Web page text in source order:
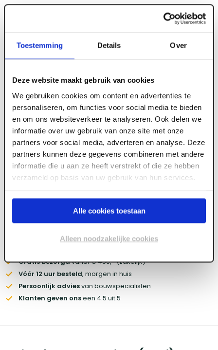
Toestemming Details Over
Deze website maakt gebruik van cookies
We gebruiken cookies om content en advertenties te
personaliseren, om functies voor social media te bieden
en om ons websiteverkeer te analyseren. Ook delen we
informatie over uw gebruik van onze site met onze
partners voor social media, adverteren en analyse. Deze
partners kunnen deze gegevens combineren met andere
informatie die u aan ze heeft verstrekt of die ze hebben
verzameld op basis van uw gebruik van hun services.
Alle cookies toestaan
Alleen noodzakelijke cookies
Heidelberg materials (Enci) metselcement 25
Meld je aan of maak een account aan om toegang
te krijgen tot de prijzen.
Log in voor prijzen
Wil je de scherpste prijs? Meld je aan voor eenzakelijke
account
Voorraad:130 +
Gratis bezorgdvanaf € 450,- (zakelijk)
Vóór 12 uur besteld, morgen in huis
Persoonlijk adviesvan bouwspecialisten
Klanten geven onseen 4.5 uit 5